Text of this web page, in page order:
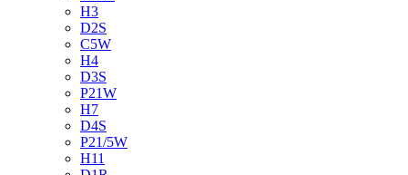
H3
D2S
C5W
H4
D3S
P21W
H7
D4S
P21/5W
H11